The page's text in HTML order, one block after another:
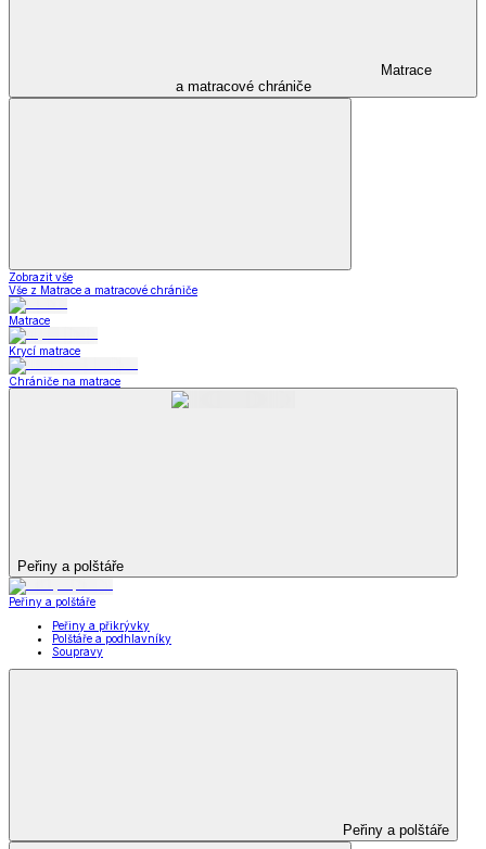
Matrace
a matracové chrániče
Zobrazit vše
Vše z Matrace a matracové chrániče
Matrace
Krycí matrace
Chrániče na matrace
Peřiny a polštáře
Peřiny a polštáře
Peřiny a přikrývky
Polštáře a podhlavníky
Soupravy
Peřiny a polštáře